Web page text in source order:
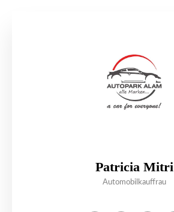
Patricia Mitri
Automobilkauffrau